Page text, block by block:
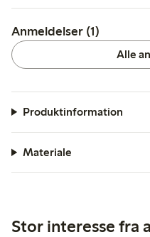
Anmeldelser (1)
Alle
Produktinformation
Materiale
Stor interesse fra